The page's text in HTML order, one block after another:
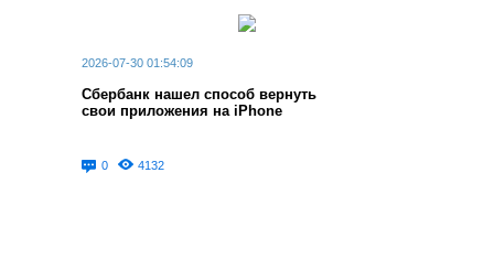
2026-07-30 01:54:09
Сбербанк нашел способ вернуть
свои приложения на iPhone
0 4132